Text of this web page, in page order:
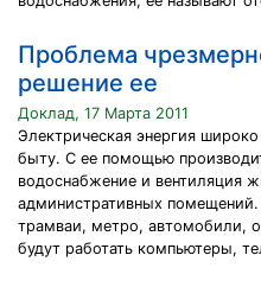
Проблема
решение ее
Доклад, 17 Марта 2011
Электрическая энергия
быту. С ее помощью
водоснабжение и вентиляция
административных помещений.
трамваи, метро, автомобили,
будут работать компьютеры,